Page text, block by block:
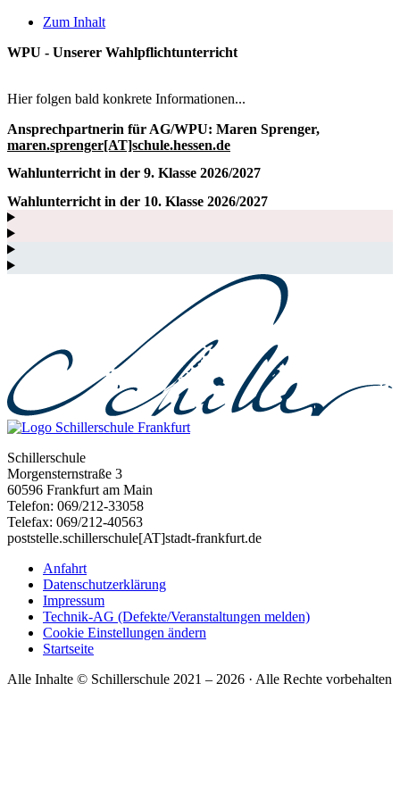
Zum Inhalt
WPU - Unserer Wahlpflichtunterricht
Hier folgen bald konkrete Informationen...
Ansprechpartnerin für AG/WPU: Maren Sprenger,
maren.sprenger[AT]schule.hessen.de
Wahlunterricht in der 9. Klasse 2026/2027
Wahlunterricht in der 10. Klasse 2026/2027
Schillerschule
Morgensternstraße 3
60596 Frankfurt am Main
Telefon: 069/212-33058
Telefax: 069/212-40563
poststelle.schillerschule[AT]stadt-frankfurt.de
Anfahrt
Datenschutzerklärung
Impressum
Technik-AG (Defekte/Veranstaltungen melden)
Cookie Einstellungen ändern
Startseite
Alle Inhalte © Schillerschule 2021 – 2026 · Alle Rechte vorbehalten